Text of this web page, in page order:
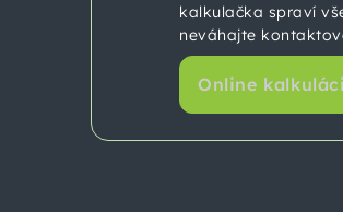
kalkulačka spraví
neváhajte
Online